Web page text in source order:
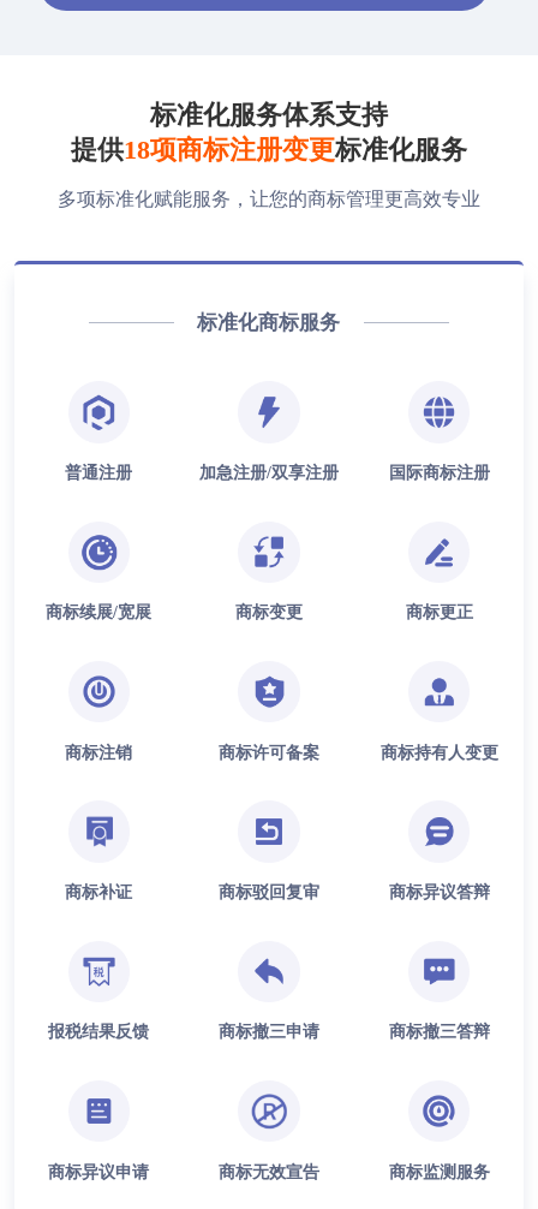
标准化服务体系支持
提供18项商标注册变更标准化服务
多项标准化赋能服务，让您的商标管理更高效专业
标准化商标服务
普通注册 加急注册/双享注册 国际商标注册
商标续展/宽展 商标变更 商标更正
商标注销 商标许可备案 商标持有人变更
商标补证 商标驳回复审 商标异议答辩
报税结果反馈 商标撤三申请 商标撤三答辩
商标异议申请 商标无效宣告 商标监测服务